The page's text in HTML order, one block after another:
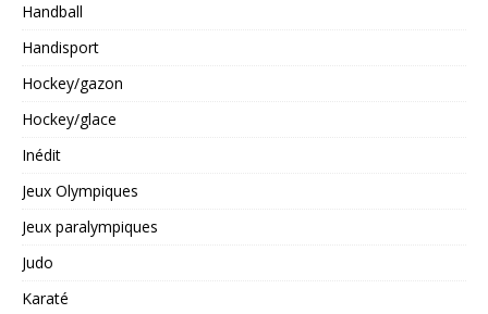
Handball
Handisport
Hockey/gazon
Hockey/glace
Inédit
Jeux Olympiques
Jeux paralympiques
Judo
Karaté